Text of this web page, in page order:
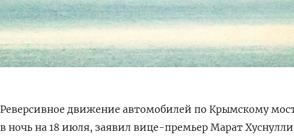
Реверсивное движение автомобилей по Крымскому
в ночь на 18 июля, заявил вице-премьер Марат